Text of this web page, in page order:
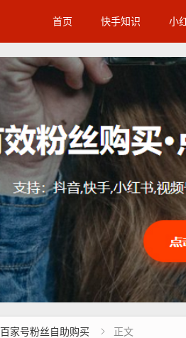
首页 快手知识 小
百家号粉丝自助购买  正文